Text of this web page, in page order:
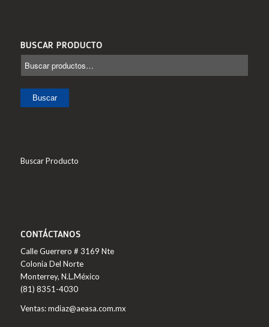
BUSCAR PRODUCTO
Buscar
Buscar Producto
CONTÁCTANOS
Calle Guerrero # 3169 Nte
Colonia Del Norte
Monterrey, N.L.México
(81) 8351-4030
Ventas: mdiaz@aeasa.com.mx